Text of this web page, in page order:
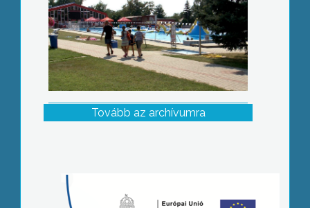
Tovább az archívumra